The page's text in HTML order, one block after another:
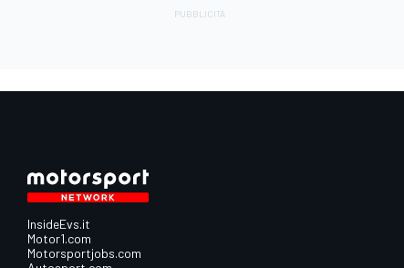
InsideEvs.it
Motor1.com
Motorsportjobs.com